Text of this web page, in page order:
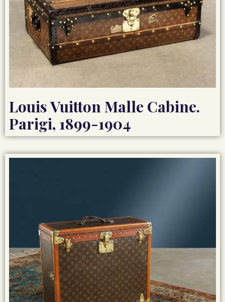
Louis Vuitton Malle Cabine.
Parigi, 1899-1904